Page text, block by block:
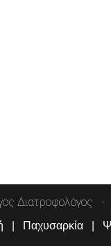
Διατροφολόγος
Παχυσαρκία